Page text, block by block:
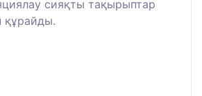
сияқты тақырыптар
құрайды.